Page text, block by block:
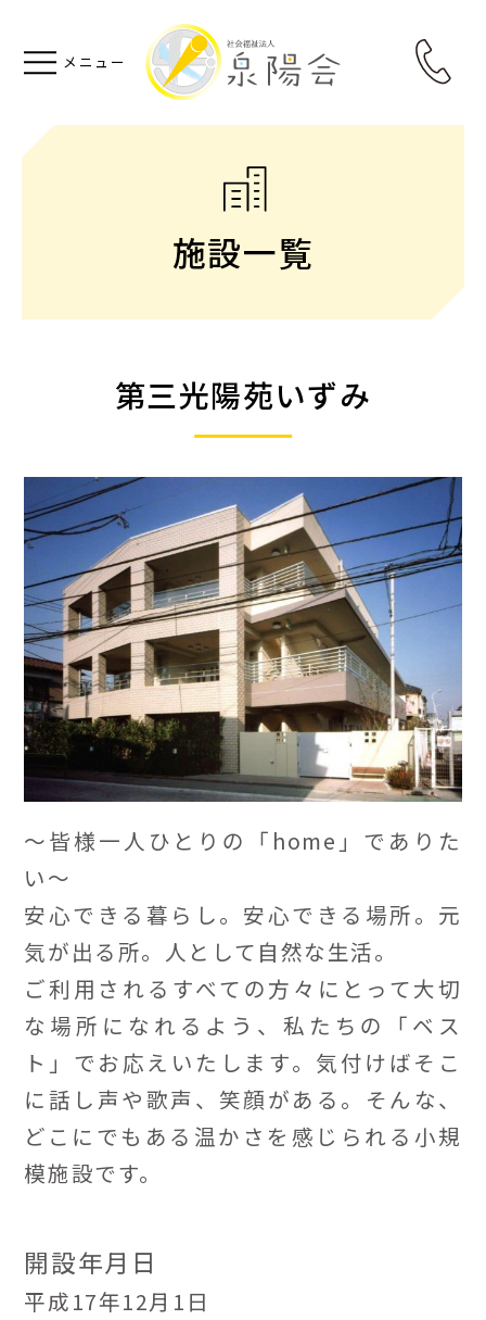
施設一覧
第三光陽苑いずみ
～皆様一人ひとりの「home」でありた
い～
安心できる暮らし。安心できる場所。元
気が出る所。人として自然な生活。
ご利用されるすべての方々にとって大切
な場所になれるよう、私たちの「ベス
ト」でお応えいたします。気付けばそこ
に話し声や歌声、笑顔がある。そんな、
どこにでもある温かさを感じられる小規
模施設です。
開設年月日
平成17年12月1日